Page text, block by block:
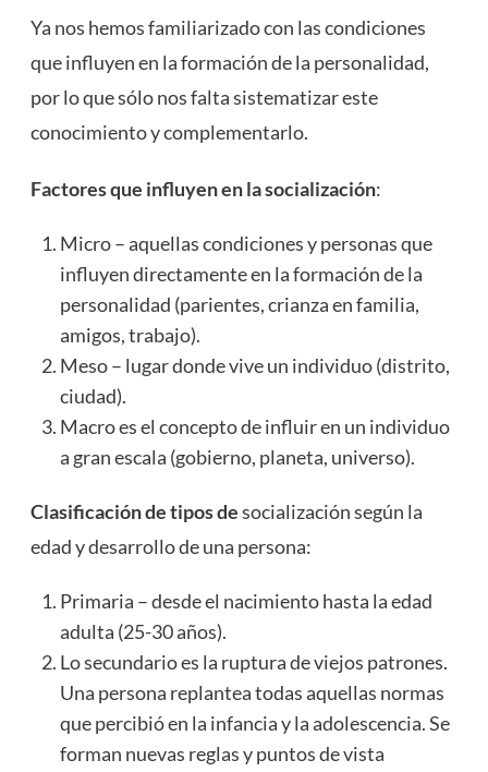
Ya nos hemos familiarizado con las condiciones
que influyen en la formación de la personalidad,
por lo que sólo nos falta sistematizar este
conocimiento y complementarlo.
Factores que influyen en la socialización:
Micro – aquellas condiciones y personas que
influyen directamente en la formación de la
personalidad (parientes, crianza en familia,
amigos, trabajo).
Meso – lugar donde vive un individuo (distrito,
ciudad).
Macro es el concepto de influir en un individuo
a gran escala (gobierno, planeta, universo).
Clasificación de tipos desocialización según la
edad y desarrollo de una persona:
Primaria – desde el nacimiento hasta la edad
adulta (25-30 años).
Lo secundario es la ruptura de viejos patrones.
Una persona replantea todas aquellas normas
que percibió en la infancia y la adolescencia. Se
forman nuevas reglas y puntos de vista